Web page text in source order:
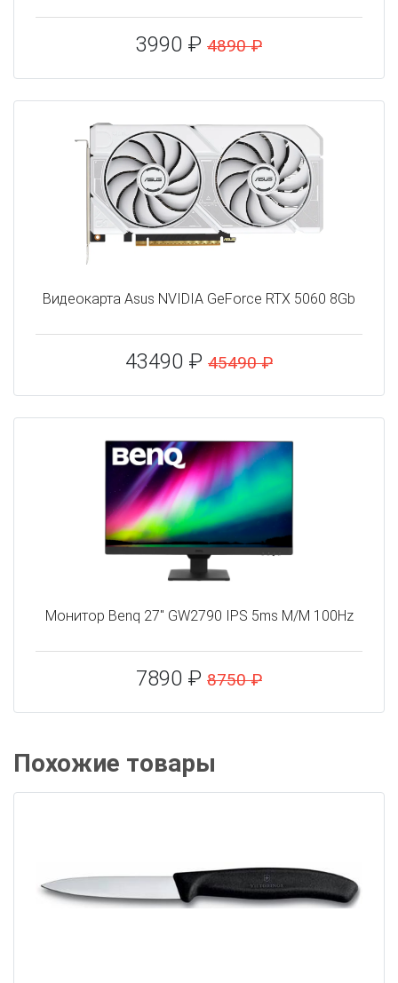
3990 ₽ 4890 ₽
Видеокарта Asus NVIDIA GeForce RTX 5060 8Gb
43490 ₽ 45490 ₽
Монитор Benq 27" GW2790 IPS 5ms M/M 100Hz
7890 ₽ 8750 ₽
Похожие товары